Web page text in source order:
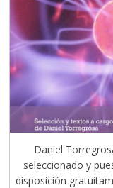
Daniel
seleccionado y
disposición